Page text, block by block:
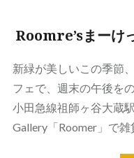
Roomre’sまーけ
新緑が美しいこの季節
フェで、週末の午後を
小田急線祖師ヶ谷大蔵
Gallery「Roomer」で